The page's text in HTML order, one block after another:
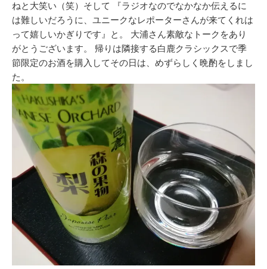
ねと大笑い（笑）そして 『ラジオなのでなかなか伝えるに
は難しいだろうに、ユニークなレポーターさんが来てくれは
って嬉しいかぎりです』と。 大浦さん素敵なトークをあり
がとうございます。 帰りは隣接する白鹿クラシックスで季
節限定のお酒を購入してその日は、めずらしく晩酌をしまし
た。